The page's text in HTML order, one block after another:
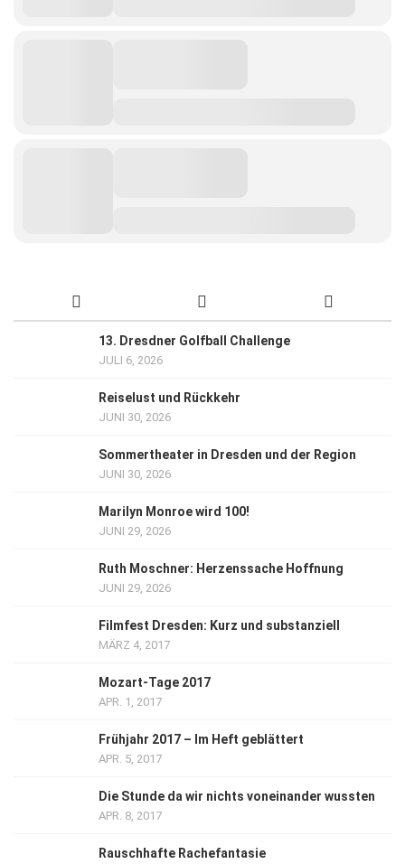
13. Dresdner Golfball Challenge
JULI 6, 2026
Reiselust und Rückkehr
JUNI 30, 2026
Sommertheater in Dresden und der Region
JUNI 30, 2026
Marilyn Monroe wird 100!
JUNI 29, 2026
Ruth Moschner: Herzenssache Hoffnung
JUNI 29, 2026
Filmfest Dresden: Kurz und substanziell
MÄRZ 4, 2017
Mozart-Tage 2017
APR. 1, 2017
Frühjahr 2017 – Im Heft geblättert
APR. 5, 2017
Die Stunde da wir nichts voneinander wussten
APR. 8, 2017
Rauschhafte Rachefantasie